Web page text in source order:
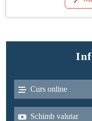
Curs online
Schimb valutar